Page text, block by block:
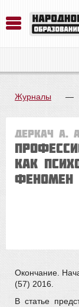
Журналы
Деркач А.
КАК
ФЕНОМЕН
Окончание.
(57) 2016.
В статье